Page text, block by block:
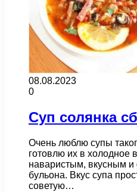
08.08.2023
0
Суп солянка
Очень люблю супы
готовлю их в холодное
наваристым, вкусным и
бульона. Вкус супа
советую…